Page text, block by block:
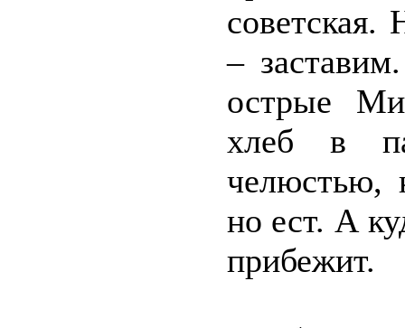
–
острые
хлеб в
челюстью,
но ест. А
прибежит.